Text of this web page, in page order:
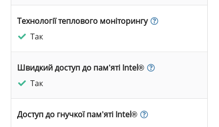
Технології теплового моніторингу
Так
Швидкий доступ до пам’яті Intel®
Так
Доступ до гнучкої пам’яті Intel®